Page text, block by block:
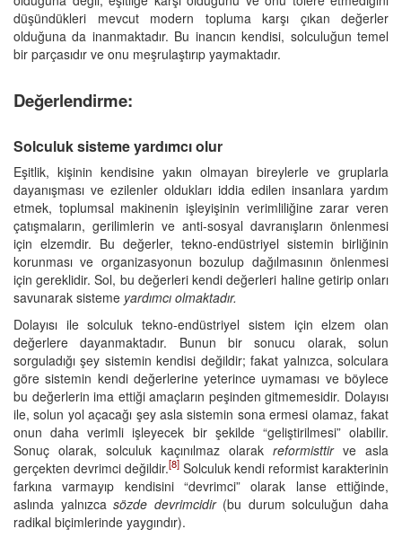
düşündükleri mevcut modern topluma karşı çıkan değerler
olduğuna da inanmaktadır. Bu inancın kendisi, solculuğun temel
bir parçasıdır ve onu meşrulaştırıp yaymaktadır.
Değerlendirme:
Solculuk sisteme yardımcı olur
Eşitlik, kişinin kendisine yakın olmayan bireylerle ve gruplarla
dayanışması ve ezilenler oldukları iddia edilen insanlara yardım
etmek, toplumsal makinenin işleyişinin verimliliğine zarar veren
çatışmaların, gerilimlerin ve anti-sosyal davranışların önlenmesi
için elzemdir. Bu değerler, tekno-endüstriyel sistemin birliğinin
korunması ve organizasyonun bozulup dağılmasının önlenmesi
için gereklidir. Sol, bu değerleri kendi değerleri haline getirip onları
savunarak sisteme yardımcı olmaktadır.
Dolayısı ile solculuk tekno-endüstriyel sistem için elzem olan
değerlere dayanmaktadır. Bunun bir sonucu olarak, solun
sorguladığı şey sistemin kendisi değildir; fakat yalnızca, solculara
göre sistemin kendi değerlerine yeterince uymaması ve böylece
bu değerlerin ima ettiği amaçların peşinden gitmemesidir. Dolayısı
ile, solun yol açacağı şey asla sistemin sona ermesi olamaz, fakat
onun daha verimli işleyecek bir şekilde “geliştirilmesi” olabilir.
Sonuç olarak, solculuk kaçınılmaz olarak reformisttirve asla
gerçekten devrimci değildir.[8] Solculuk kendi reformist karakterinin
farkına varmayıp kendisini “devrimci” olarak lanse ettiğinde,
aslında yalnızcasözde devrimcidir(bu durum solculuğun daha
radikal biçimlerinde yaygındır).